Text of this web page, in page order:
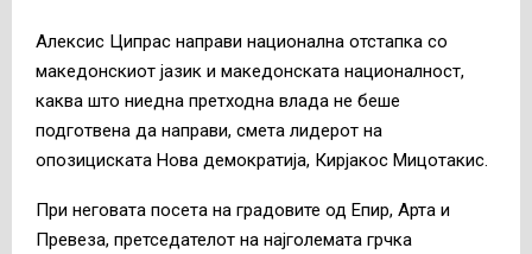
Алексис Ципрас направи национална отстапка со
македонскиот јазик и македонската националност,
каква што ниедна претходна влада не беше
подготвена да направи, смета лидерот на
опозициската Нова демократија, Кирјакос Мицотакис.
При неговата посета на градовите од Епир, Арта и
Превеза, претседателот на најголемата грчка